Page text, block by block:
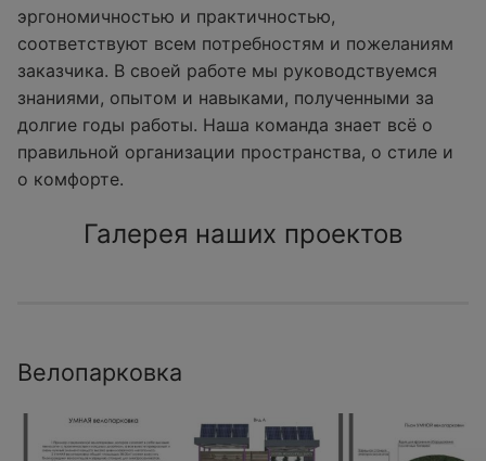
эргономичностью и практичностью,
соответствуют всем потребностям и пожеланиям
заказчика. В своей работе мы руководствуемся
знаниями, опытом и навыками, полученными за
долгие годы работы. Наша команда знает всё о
правильной организации пространства, о стиле и
о комфорте.
Галерея наших проектов
Велопарковка